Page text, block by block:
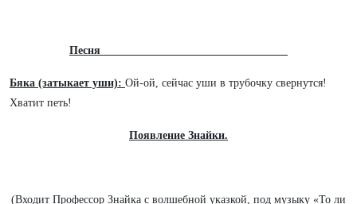
Песня _________________________________
Бяка (затыкает уши): Ой-ой, сейчас уши в трубочку свернутся!
Хватит петь!
Появление Знайки.
(Входит Профессор Знайка с волшебной указкой, под музыку «То ли